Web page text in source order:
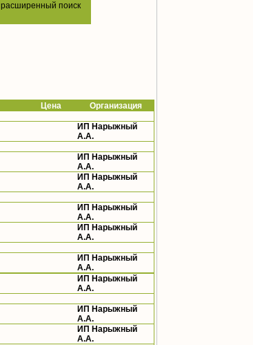
расширенный поиск
Цена
Организация
ИП Нарыжный
А.А.
ИП Нарыжный
А.А.
ИП Нарыжный
А.А.
ИП Нарыжный
А.А.
ИП Нарыжный
А.А.
ИП Нарыжный
А.А.
ИП Нарыжный
А.А.
ИП Нарыжный
А.А.
ИП Нарыжный
А.А.